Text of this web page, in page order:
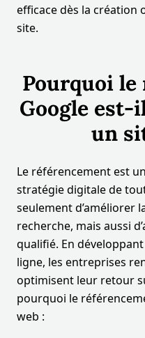
efficace dès la création
site.
Pourquoi
Google
un
Le référencement est
stratégie digitale de
seulement d’améliorer
recherche, mais aussi
qualifié. En
ligne, les entreprises
optimisent leur retour
pourquoi le
web :